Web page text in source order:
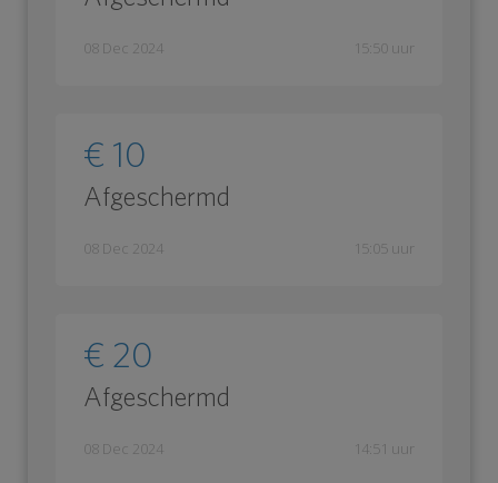
08 Dec 2024 15:50 uur
€ 10
Afgeschermd
08 Dec 2024 15:05 uur
€ 20
Afgeschermd
08 Dec 2024 14:51 uur